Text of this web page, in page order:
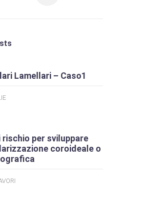
Lamellari – Caso1
per sviluppare
coroideale o